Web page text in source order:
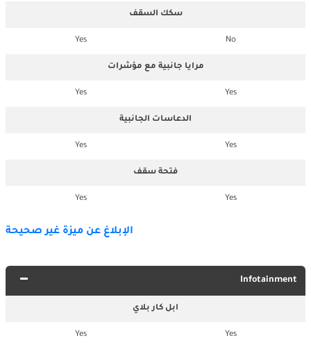
سكك السقف
No
Yes
مرايا جانبية مع مؤشرات
Yes
Yes
الدعاسات الجانبية
Yes
Yes
فتحة سقف
Yes
Yes
الإبلاغ عن ميزة غير صحيحة
Infotainment
ابل كار بلاي
Yes
Yes